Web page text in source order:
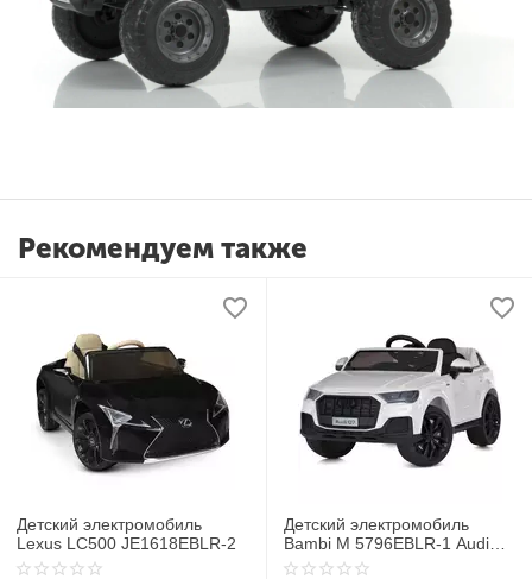
Рекомендуем также
Детский электромобиль
Lexus LC500 JE1618EBLR-2
Детский электромобиль
Bambi M 5796EBLR-1 Audi
Q7